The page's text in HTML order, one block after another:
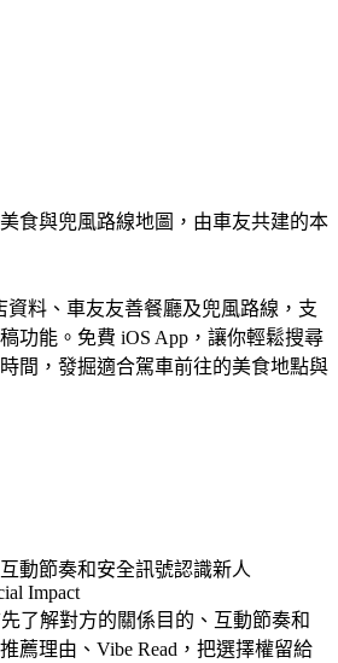
食與兜風路線地圖，由車友共建的本
資料、車友友善餐廳及兜風路線，支
功能。免費 iOS App，讓你輕鬆搜尋
間，發掘適合駕車前往的美食地點與
動節奏和安全訊號認識新人
Impact
了解對方的關係目的、互動節奏和
薦理由、Vibe Read，把選擇權留給